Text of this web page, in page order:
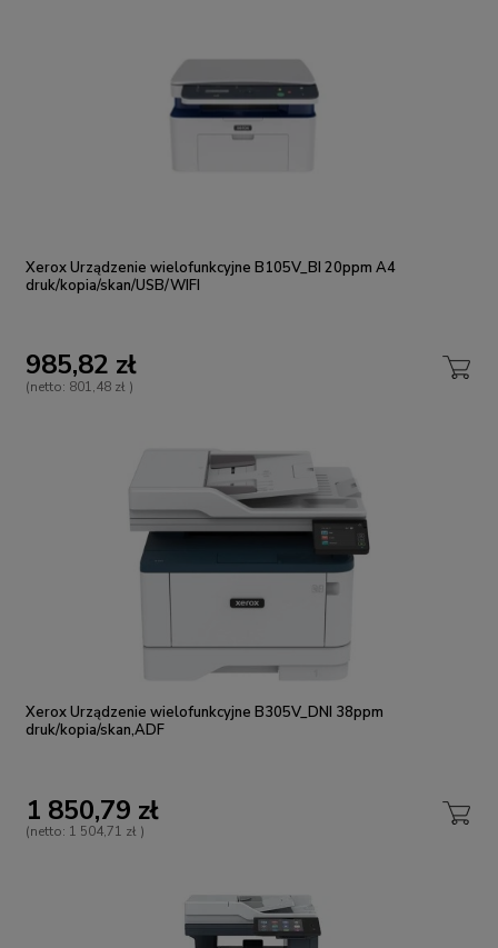
Xerox Urządzenie wielofunkcyjne B105V_BI 20ppm A4
druk/kopia/skan/USB/WIFI
985,82 zł
(netto: 801,48 zł )
Xerox Urządzenie wielofunkcyjne B305V_DNI 38ppm
druk/kopia/skan,ADF
1 850,79 zł
(netto: 1 504,71 zł )